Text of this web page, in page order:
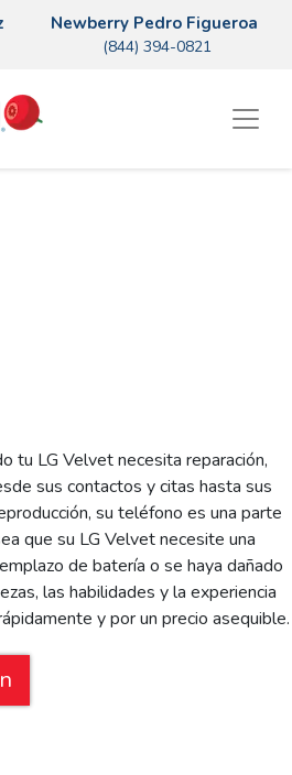
Newberry Pedro Figueroa
(844) 394-0821
tu LG Velvet necesita reparación,
sus contactos y citas hasta sus
su teléfono es una parte
que su LG Velvet necesite una
de batería o se haya dañado
las habilidades y la experiencia
y por un precio asequible.